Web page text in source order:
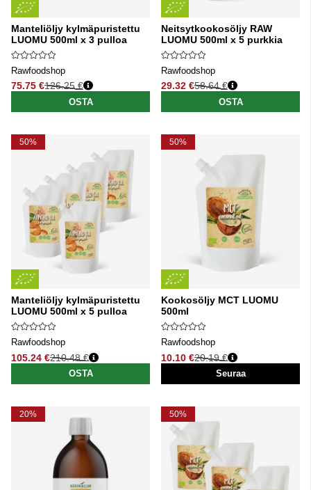
Manteliöljy kylmäpuristettu
LUOMU 500ml x 3 pulloa
Rawfoodshop
75.75 €
Normaali hinta
126.25 €
OSTA
Neitsytkookosöljy RAW
LUOMU 500ml x 5 purkkia
Rawfoodshop
29.32 €
Normaali hinta
58.64 €
OSTA
50%
Manteliöljy kylmäpuristettu
LUOMU 500ml x 5 pulloa
Rawfoodshop
105.24 €
Normaali hinta
210.48 €
OSTA
50%
Kookosöljy MCT LUOMU
500ml
Rawfoodshop
10.10 €
Normaali hinta
20.19 €
Seuraa
20% 50%